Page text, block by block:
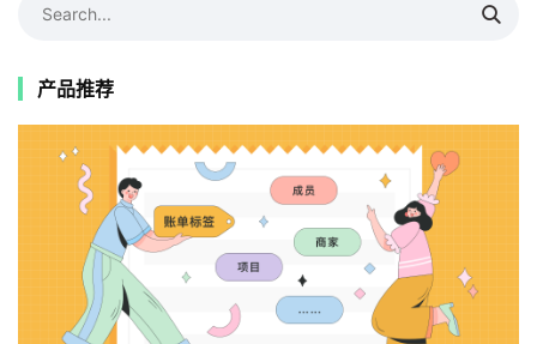
产品推荐